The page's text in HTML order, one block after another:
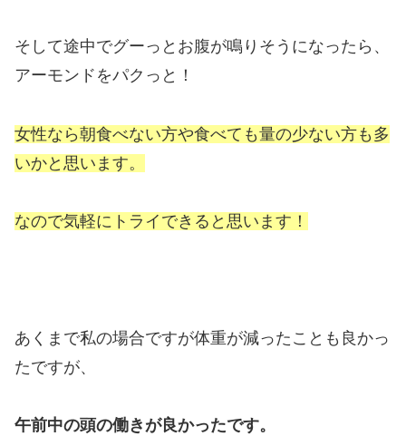
そして途中でグーっとお腹が鳴りそうになったら、
アーモンドをパクっと！
女性なら朝食べない方や食べても量の少ない方も多
いかと思います。
なので気軽にトライできると思います！
あくまで私の場合ですが体重が減ったことも良かっ
たですが、
午前中の頭の働きが良かったです。